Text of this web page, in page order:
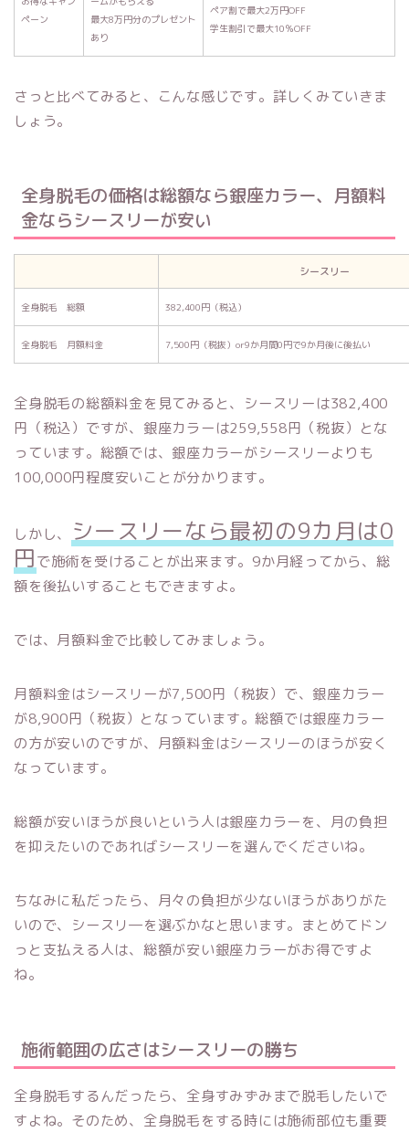
ペーン
最大8万円分のプレゼント
あり
ペア割で最大2万円OFF
学生割引で最大10％OFF
さっと比べてみると、こんな感じです。詳しくみていきま
しょう。
全身脱毛の価格は総額なら銀座カラー、月額料
金ならシースリーが安い
シースリー
全身脱毛 総額 382,400円（税込）
全身脱毛 月額料金 7,500円（税抜）or9か月間0円で9か月後に後払い
全身脱毛の総額料金を見てみると、シースリーは382,400
円（税込）ですが、銀座カラーは259,558円（税抜）とな
っています。総額では、銀座カラーがシースリーよりも
100,000円程度安いことが分かります。
しかし、
シースリーなら最初の9カ月は0
円で施術を受けることが出来ます。9か月経ってから、総
額を後払いすることもできますよ。
では、月額料金で比較してみましょう。
月額料金はシースリーが7,500円（税抜）で、銀座カラー
が8,900円（税抜）となっています。総額では銀座カラー
の方が安いのですが、月額料金はシースリーのほうが安く
なっています。
総額が安いほうが良いという人は銀座カラーを、月の負担
を抑えたいのであればシースリーを選んでくださいね。
ちなみに私だったら、月々の負担が少ないほうがありがた
いので、シースリ―を選ぶかなと思います。まとめてドン
っと支払える人は、総額が安い銀座カラーがお得ですよ
ね。
施術範囲の広さはシースリーの勝ち
全身脱毛するんだったら、全身すみずみまで脱毛したいで
すよね。そのため、全身脱毛をする時には施術部位も重要